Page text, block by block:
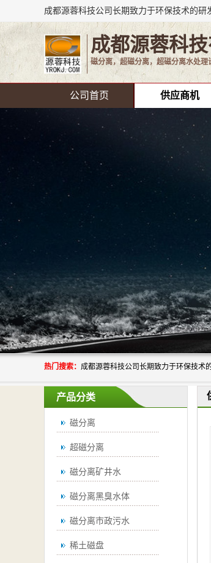
成都源蓉科
磁分离，超磁分离，超磁分离水处理
公司首页 供应商机
热门搜索：
产品分类
磁分离
超磁分离
磁分离矿井水
磁分离黑臭水体
磁分离市政污水
稀土磁盘